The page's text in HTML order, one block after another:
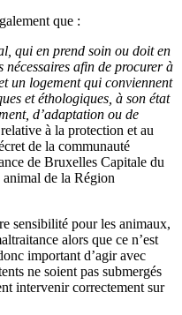
que :
qui en prend soin ou doit en
nécessaires afin de procurer à
un logement qui conviennent
et éthologiques, à son état
d’adaptation ou de
à la protection et au
de la communauté
de Bruxelles Capitale du
de la Région
sensibilité pour les animaux,
alors que ce n’est
important d’agir avec
ne soient pas submergés
intervenir correctement sur